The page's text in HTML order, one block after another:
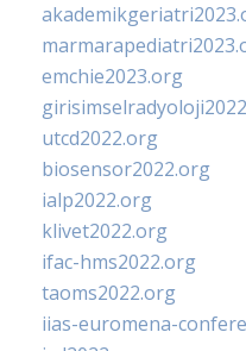
emchie2023.org
utcd2022.org
biosensor2022.org
ialp2022.org
klivet2022.org
ifac-hms2022.org
taoms2022.org
iias-euromena-